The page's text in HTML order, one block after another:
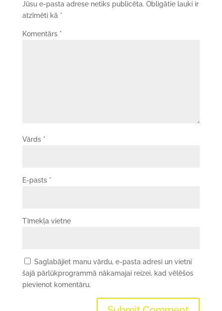
Jūsu e-pasta adrese netiks publicēta. Obligātie lauki ir
atzīmēti kā *
Komentārs *
Vārds *
E-pasts *
Tīmekļa vietne
Saglabājiet manu vārdu, e-pasta adresi un vietni
šajā pārlūkprogrammā nākamajai reizei, kad vēlēšos
pievienot komentāru.